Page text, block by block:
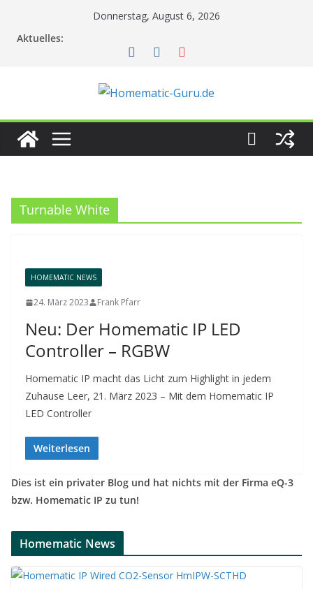
Donnerstag, August 6, 2026
Aktuelles:
Turnable White
HOMEMATIC NEWS
24. März 2023 Frank Pfarr
Neu: Der Homematic IP LED
Controller – RGBW
Homematic IP macht das Licht zum Highlight in jedem
Zuhause Leer, 21. März 2023 – Mit dem Homematic IP
LED Controller
Weiterlesen
Dies ist ein privater Blog und hat nichts mit der Firma eQ-3
bzw. Homematic IP zu tun!
Homematic News